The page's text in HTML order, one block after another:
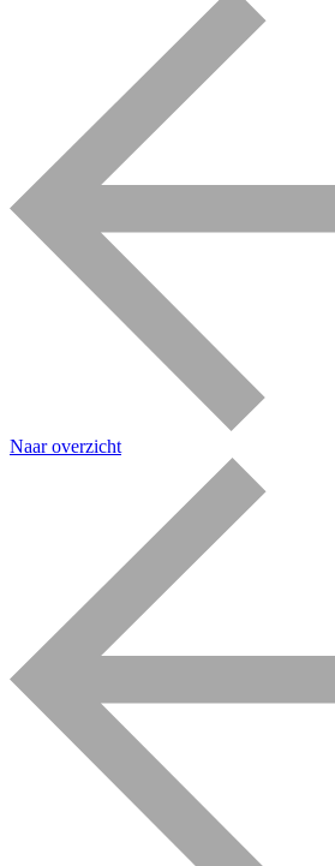
Naar overzicht